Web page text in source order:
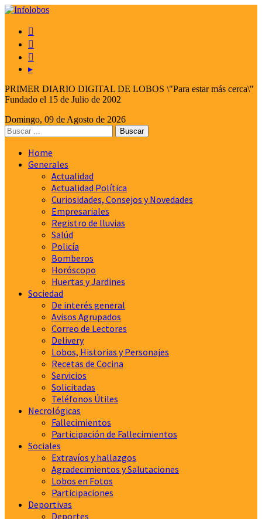



▸
PRIMER DIARIO DIGITAL DE LOBOS \"Para estar más cerca\"
Fundado el 15 de Julio de 2002
Domingo, 09 de Agosto de 2026
Home
Generales
Actualidad
Actualidad Política
Curiosidades, Consejos y Novedades
Empresariales
Registro de lluvias
Salúd
Policía
Bomberos
Horóscopo
Huertas y Jardines
Sociedad
De interés general
Avisos Agrupados
Correo de Lectores
Delivery
Lobos, Historias y Personajes
Recetas de Cocina
Servicios
Solicitadas
Teléfonos Útiles
Necrológicas
Fallecimientos
Participación de Fallecimientos
Sociales
Extravíos y hallazgos
Agradecimientos y Salutaciones
Lobos en Fotos
Participaciones
Deportivas
Deportes